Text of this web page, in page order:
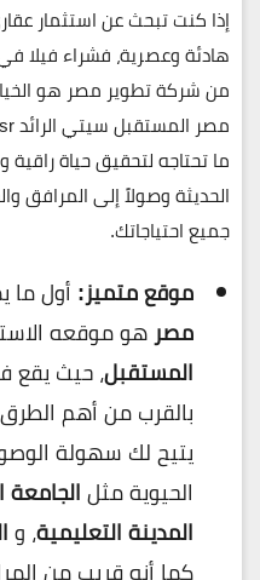
إذا كنت تبحث عن استثمار
هادئة وعصرية، فشراء فيلا
منشركة تطوير مصر هو
مصر المستقبل سيتيالرائد
ما تحتاجه لتحقيق حياة
الحديثة وصولاً إلى المرافق
جميع احتياجاتك.
موقع متميز: أول ما
مصر هو موقعه
المستقبل، حيث يقع
بالقرب من أهم الطرق
يتيح لك سهولة
الحيوية مثلالجامعة
المدينة التعليمية، و
كما أنه قريب من